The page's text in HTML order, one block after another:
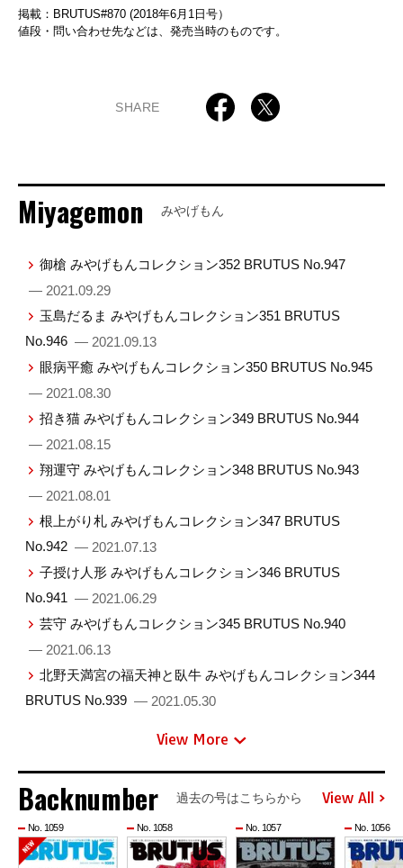
掲載：BRUTUS#870 (2018年6月1日号）
値段・問い合わせ先などは、発売当時のものです。
SHARE
Miyagemon みやげもん
御槍 みやげもんコレクション352 BRUTUS No.947
— 2021.09.29
玉島だるま みやげもんコレクション351 BRUTUS
No.946 — 2021.09.13
眼病平癒 みやげもんコレクション350 BRUTUS No.945
— 2021.08.30
招き猫 みやげもんコレクション349 BRUTUS No.944
— 2021.08.15
翔運守 みやげもんコレクション348 BRUTUS No.943
— 2021.08.01
根上がり札 みやげもんコレクション347 BRUTUS
No.942 — 2021.07.13
子授け人形 みやげもんコレクション346 BRUTUS
No.941 — 2021.06.29
芸守 みやげもんコレクション345 BRUTUS No.940
— 2021.06.13
北野天満宮の福天神と臥牛 みやげもんコレクション344
BRUTUS No.939 — 2021.05.30
View More
Backnumber 過去の号はこちらから View All
No. 1059 No. 1058 No. 1057 No. 1056